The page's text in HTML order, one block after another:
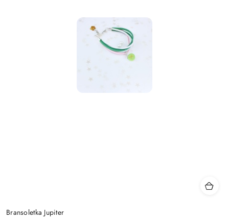
Bransoletka Jupiter